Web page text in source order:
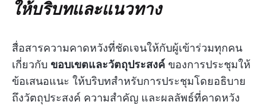
ให้บริบทและแนวทาง
สื่อสารความคาดหวังที่ชัดเจนให้กับผู้เข้าร่วมทุกคน
เกี่ยวกับ ขอบเขตและวัตถุประสงค์ ของการประชุมให้
ข้อเสนอแนะ ให้บริบทสำหรับการประชุมโดยอธิบาย
ถึงวัตถุประสงค์ ความสำคัญ และผลลัพธ์ที่คาดหวัง